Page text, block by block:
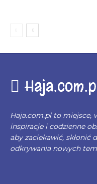
Haja.com.pl to miejsce,
inspiracje i codzienne
aby zaciekawić, skłonić
odkrywania nowych